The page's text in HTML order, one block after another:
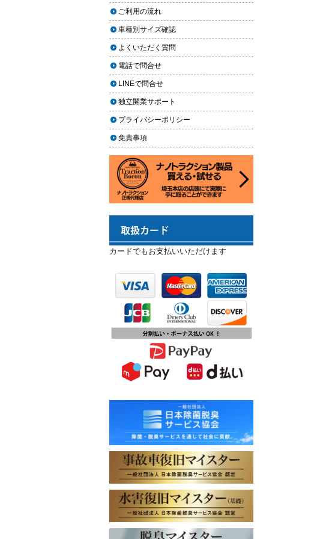
場｜イエローハット・オートバッ
クス・専門店を徹底比較【2026年
版】
【2026年版】イエローハットのカ
ーフィルム料金はいくら？施工内
容・相場・安くするコツ
車のヘッドライト交換のタイミン
グと費用
車のサスペンション交換の必要性
と費用
車のフロントガラス交換の料金相
場と作業手順
車のドアロック修理の料金と作業
2024.02.29
2024年3月14日・臨時休業のお知らせ
2023.12.21
年末年始の予定（2023年-2024年）
2023.11.26
年末に「車も大掃除」をしようキャ
ンペーン
2023.11.22
「＃埼玉」という埼玉県のお店や企
業を紹介するサイトで紹介されまし
た
2023.10.30
コーティングが無料で利用できるチ
ャンス！X（旧Twitter）キャンペーン
2023.10.21
秋田県の「能代ポータル」にて得洗
隊を紹介いただきました
第15回ふじみ野市産業まつりに出店
します
2023.10.09
チバテレビ「チバテレ稼ぐ力養成講
座・講座会員インタビュー」で弊社
代表 大屋のインタビューが紹介され
2023.09.27
2023年10月1日オープン！
ご利用の流れ
車種別サイズ確認
よくいただく質問
電話で問合せ
LINEで問合せ
独立開業サポート
プライバシーポリシー
免責事項
カードでもお支払いいただけます